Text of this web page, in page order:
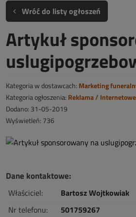
Wróć do listy ogłoszeń
Artykuł
Kategoria w dostawcach: Marketing
Kategoria ogłoszenia: Reklama /
Dodano: 31-05-2019
Wyświetleń: 736
Dane kontaktowe:
Właściciel:
Bartosz Wojtkowiak
Nr telefonu:
501759267